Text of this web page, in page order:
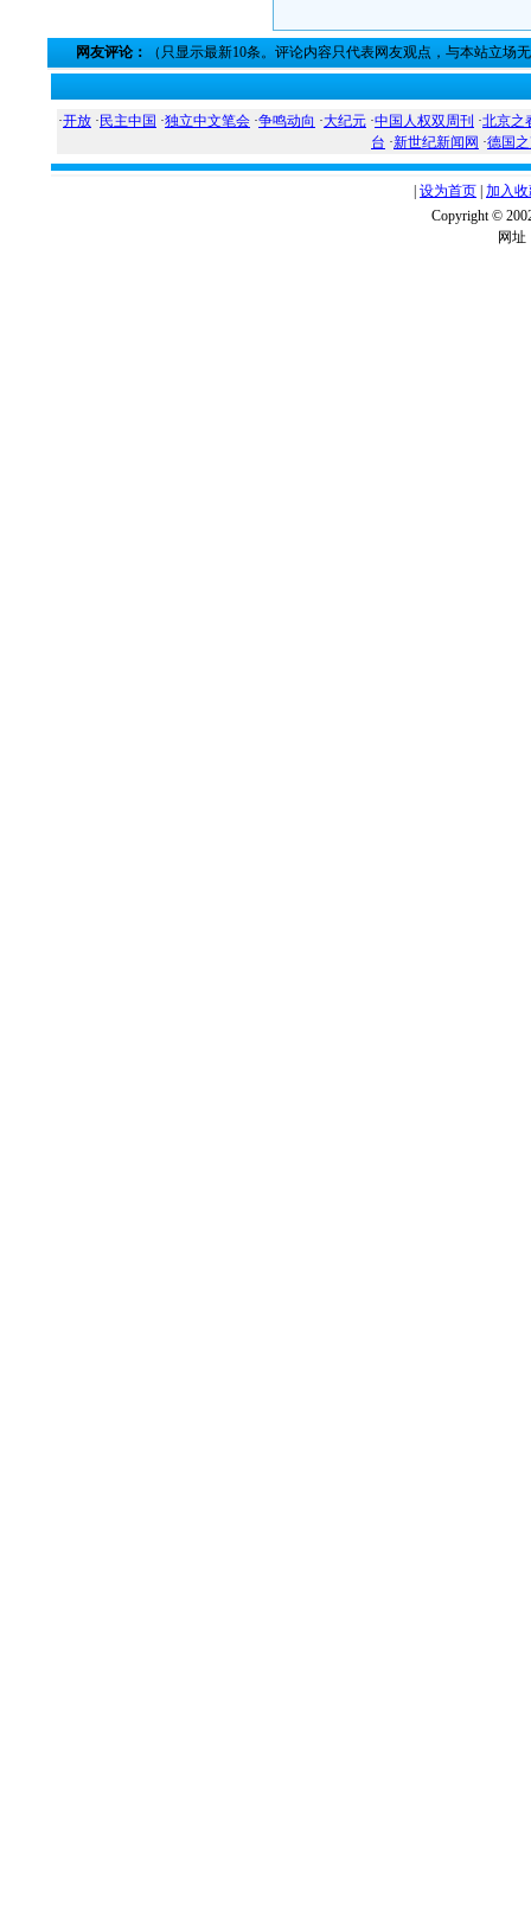
网友评论： （只显示最新10条。评论内容只代表网友观点，与本站立场
·开放 · 民主中国 ·独立中文笔会 ·争鸣动向 ·大纪元 ·中国人权双周刊 ·北京之
台 ·新世纪新闻网 ·德国
设为首页 加入
Copyright ©
网址